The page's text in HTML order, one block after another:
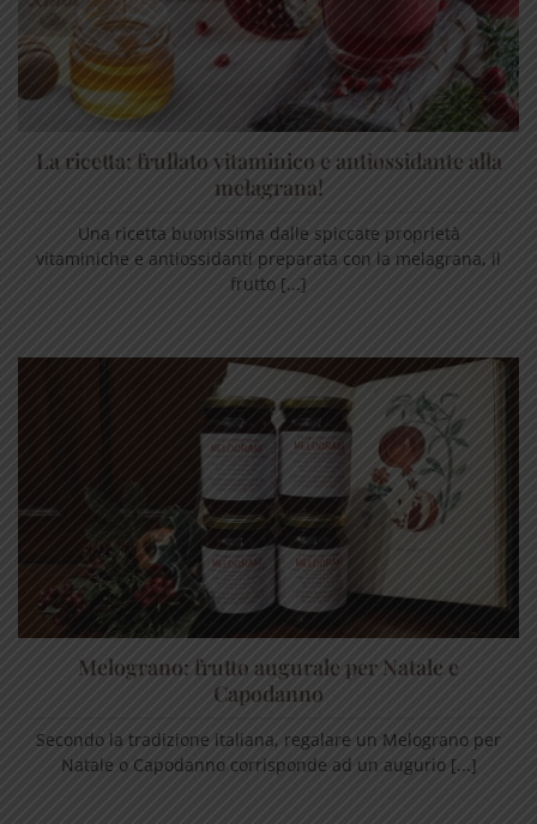
La ricetta: frullato vitaminico e antiossidante alla
melagrana!
Una ricetta buonissima dalle spiccate proprietà
vitaminiche e antiossidanti preparata con la melagrana, il
frutto [...]
Melograno: frutto augurale per Natale e
Capodanno
Secondo la tradizione italiana, regalare un Melograno per
Natale o Capodanno corrisponde ad un augurio [...]